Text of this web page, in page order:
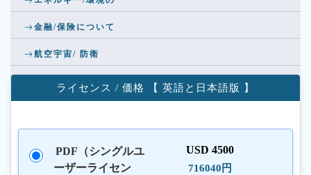
金融/保険について
航空宇宙/ 防衛
ライセンス / 価格 【 英語と日本語版 】
PDF（シングルユ
ーザーライセン
USD 4500
716040円